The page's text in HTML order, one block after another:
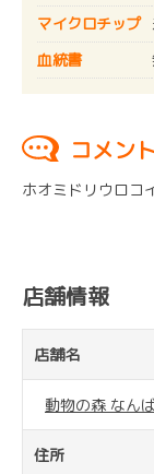
マイクロチップ
血統書
コメン
ホオミドリウロコ
店舗情報
店舗名
動物の森 なん
住所